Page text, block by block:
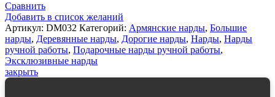
Сравнить
Добавить в список желаний
Артикул: DM032 Категорий: Армянские нарды, Большие
нарды, Деревянные нарды, Дорогие нарды, Нарды, Нарды
ручной работы, Подарочные нарды ручной работы,
Эксклюзивные нарды
закрыть